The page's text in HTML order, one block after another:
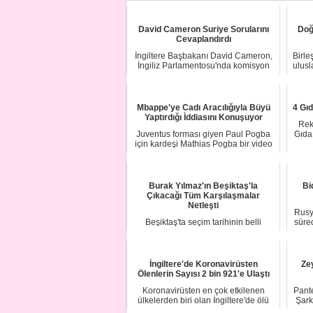
David Cameron Suriye Sorularını
Cevaplandırdı
İngiltere Başbakanı David Cameron,
İngiliz Parlamentosu'nda komisyon
Mbappe'ye Cadı Aracılığıyla Büyü
Yaptırdığı İddiasını Konuşuyor
Juventus forması giyen Paul Pogba
için kardeşi Mathias Pogba bir video
4
Burak Yılmaz'ın Beşiktaş'la
Çıkacağı Tüm Karşılaşmalar
Netleşti
Beşiktaş'ta seçim tarihinin belli
İngiltere'de Koronavirüsten
Ölenlerin Sayısı 2 bin 921'e Ulaştı
Koronavirüsten en çok etkilenen
ülkelerden biri olan İngiltere'de ölü